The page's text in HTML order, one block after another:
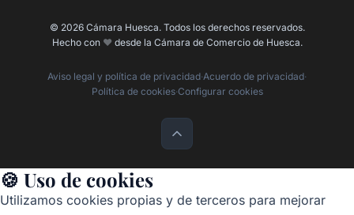
© 2026 Cámara Huesca. Todos los derechos reservados.
Hecho con ❤️ desde la Cámara de Comercio de Huesca.
Aviso legal y política de privacidad·Acuerdo de privacidad·
Política de cookies·Configurar cookies
🍪 Uso de cookies
Utilizamos cookies propias y de terceros para mejorar